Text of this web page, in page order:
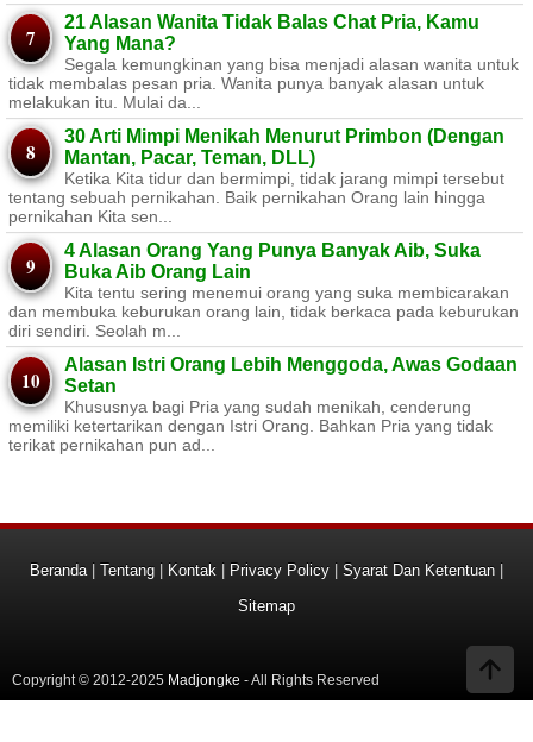
21 Alasan Wanita Tidak Balas Chat Pria, Kamu
Yang Mana?
Segala kemungkinan yang bisa menjadi alasan wanita untuk
tidak membalas pesan pria. Wanita punya banyak alasan untuk
melakukan itu. Mulai da...
30 Arti Mimpi Menikah Menurut Primbon (Dengan
Mantan, Pacar, Teman, DLL)
Ketika Kita tidur dan bermimpi, tidak jarang mimpi tersebut
tentang sebuah pernikahan. Baik pernikahan Orang lain hingga
pernikahan Kita sen...
4 Alasan Orang Yang Punya Banyak Aib, Suka
Buka Aib Orang Lain
Kita tentu sering menemui orang yang suka membicarakan
dan membuka keburukan orang lain, tidak berkaca pada keburukan
diri sendiri. Seolah m...
Alasan Istri Orang Lebih Menggoda, Awas Godaan
Setan
Khususnya bagi Pria yang sudah menikah, cenderung
memiliki ketertarikan dengan Istri Orang. Bahkan Pria yang tidak
terikat pernikahan pun ad...
Beranda | Tentang | Kontak | Privacy Policy | Syarat Dan Ketentuan |
Sitemap
Copyright © 2012-2025 Madjongke - All Rights Reserved